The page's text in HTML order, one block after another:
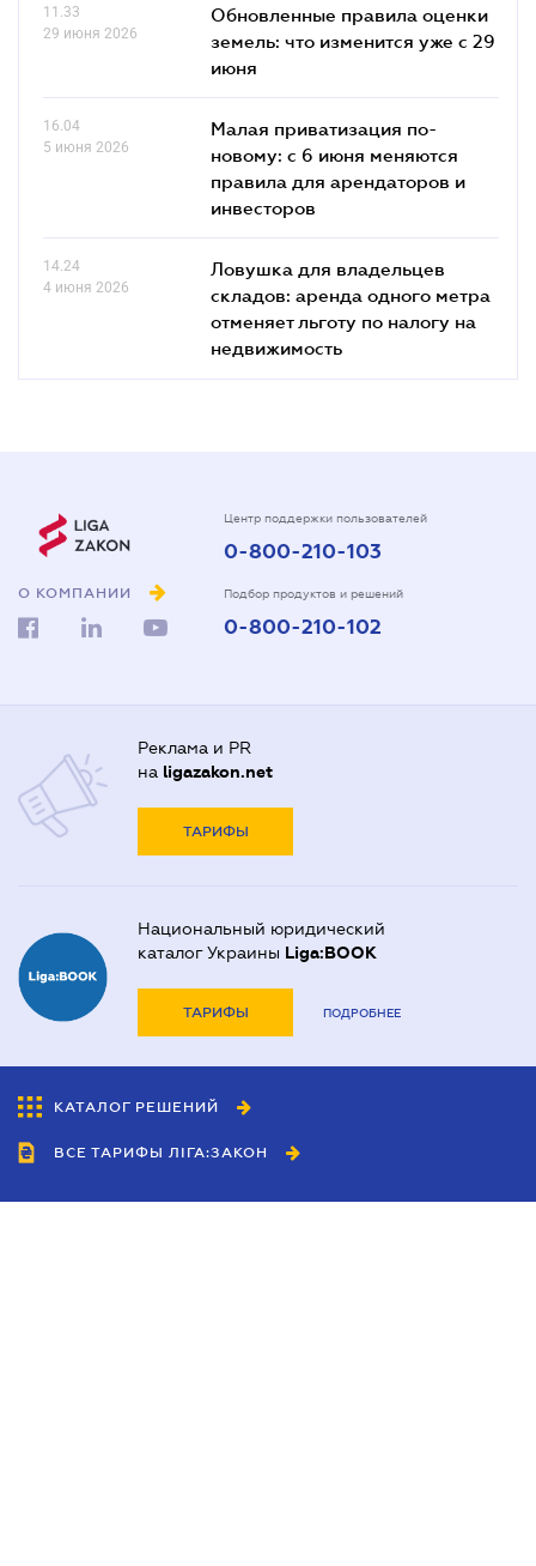
11.33
29 июня 2026
Обновленные правила оценки
земель: что изменится уже с 29
июня
16.04
5 июня 2026
Малая приватизация по-
новому: с 6 июня меняются
правила для арендаторов и
инвесторов
14.24
4 июня 2026
Ловушка для владельцев
складов: аренда одного метра
отменяет льготу по налогу на
недвижимость
О КОМПАНИИ
Центр поддержки пользователей
0-800-210-103
Подбор продуктов и решений
0-800-210-102
Реклама и PR
на ligazakon.net
ТАРИФЫ
Национальный юридический
каталог Украины Liga:BOOK
ТАРИФЫ ПОДРОБНЕЕ
КАТАЛОГ РЕШЕНИЙ
ВСЕ ТАРИФЫ ЛІГА:ЗАКОН